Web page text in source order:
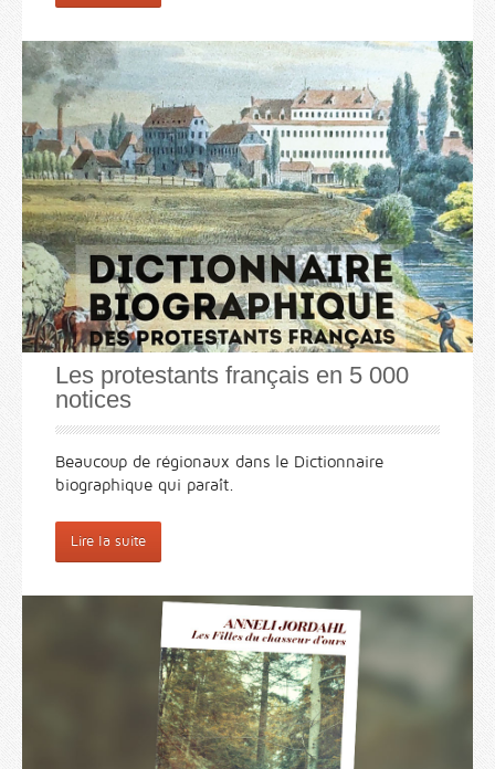
Les protestants français en 5 000
notices
Beaucoup de régionaux dans le Dictionnaire
biographique qui paraît.
Lire la suite